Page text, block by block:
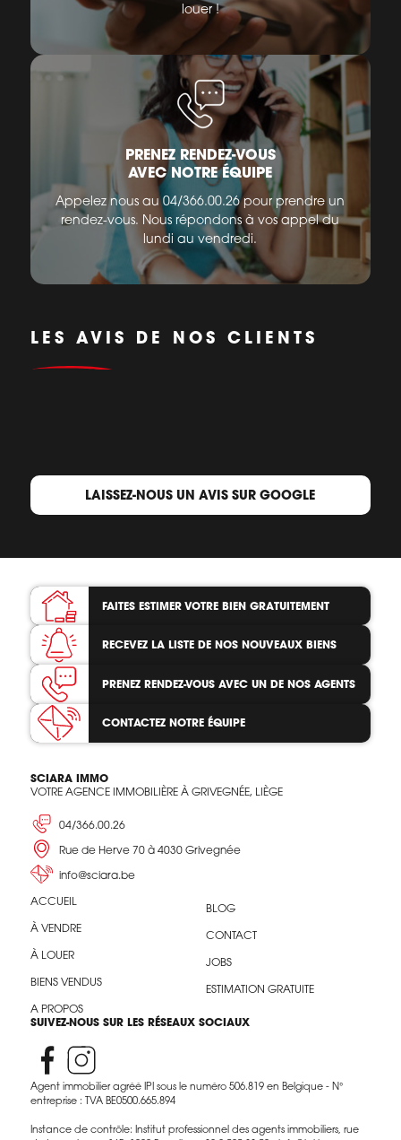
louer !
PRENEZ RENDEZ-VOUS
AVEC NOTRE ÉQUIPE
Appelez nous au 04/366.00.26 pour prendre un
rendez-vous. Nous répondons à vos appel du
lundi au vendredi.
LES AVIS DE NOS CLIENTS
LAISSEZ-NOUS UN AVIS SUR GOOGLE
FAITES ESTIMER VOTRE BIEN GRATUITEMENT
RECEVEZ LA LISTE DE NOS NOUVEAUX BIENS
PRENEZ RENDEZ-VOUS AVEC UN DE NOS AGENTS
CONTACTEZ NOTRE ÉQUIPE
SCIARA IMMO
VOTRE AGENCE IMMOBILIÈRE À GRIVEGNÉE, LIÈGE
04/366.00.26
Rue de Herve 70 à 4030 Grivegnée
info@sciara.be
ACCUEIL
À VENDRE
À LOUER
BIENS VENDUS
A PROPOS
BLOG
CONTACT
JOBS
ESTIMATION GRATUITE
SUIVEZ-NOUS SUR LES RÉSEAUX SOCIAUX
Agent immobilier agréé IPI sous le numéro 506.819 en Belgique - N°
entreprise : TVA BE0500.665.894
Instance de contrôle: Institut professionnel des agents immobiliers, rue